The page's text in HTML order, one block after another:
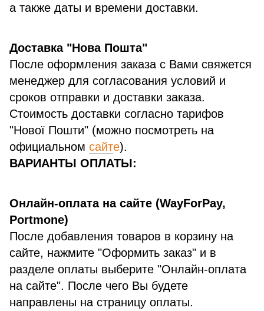
а также даты и времени доставки.
Доставка "Нова Пошта"
После оформления заказа с Вами свяжется
менеджер для согласования условий и
сроков отправки и доставки заказа.
Стоимость доставки согласно тарифов
"Нової Пошти" (можно посмотреть на
официальном сайте).
ВАРИАНТЫ ОПЛАТЫ:
Онлайн-оплата на сайте (WayForPay,
Portmone)
После добавления товаров в корзину на
сайте, нажмите "Оформить заказ" и в
разделе оплаты выберите "Онлайн-оплата
на сайте". После чего Вы будете
направлены на страницу оплаты.